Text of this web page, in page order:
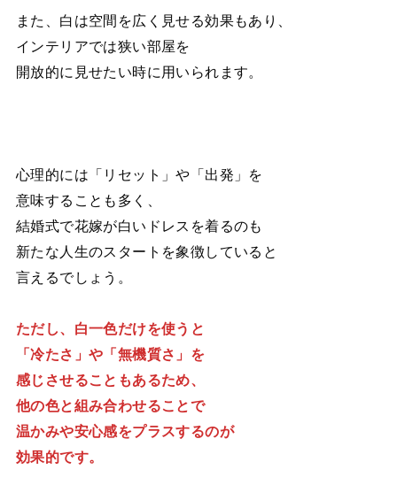
また、白は空間を広く見せる効果もあり、
インテリアでは狭い部屋を
開放的に見せたい時に用いられます。
心理的には「リセット」や「出発」を
意味することも多く、
結婚式で花嫁が白いドレスを着るのも
新たな人生のスタートを象徴していると
言えるでしょう。
ただし、白一色だけを使うと
「冷たさ」や「無機質さ」を
感じさせることもあるため、
他の色と組み合わせることで
温かみや安心感をプラスするのが
効果的です。